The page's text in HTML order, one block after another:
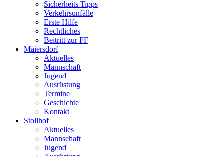
Sicherheits Tipps
Verkehrsunfälle
Erste Hilfe
Rechtliches
Beitritt zur FF
Maiersdorf
Aktuelles
Mannschaft
Jugend
Ausrüstung
Termine
Geschichte
Kontakt
Stollhof
Aktuelles
Mannschaft
Jugend